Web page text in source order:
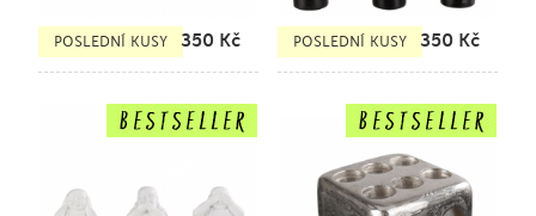
POSLEDNÍ KUSY 350 Kč POSLEDNÍ KUSY 350 Kč